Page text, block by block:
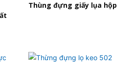
Thùng đựng giấy lụa hộp